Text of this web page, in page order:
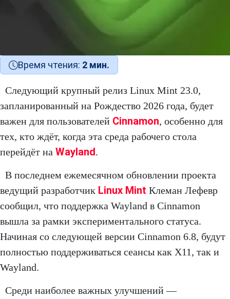
Время чтения: 2 мин.
Следующий крупный релиз Linux Mint 23.0,
запланированный на Рождество 2026 года, будет
важен для пользователей Cinnamon, особенно для
тех, кто ждёт, когда эта среда рабочего стола
перейдёт на Wayland.
В последнем ежемесячном обновлении проекта
ведущий разработчик Linux Mint Клеман Лефевр
сообщил, что поддержка Wayland в Cinnamon
вышла за рамки экспериментального статуса.
Начиная со следующей версии Cinnamon 6.8, будут
полностью поддерживаться сеансы как X11, так и
Wayland.
Среди наиболее важных улучшений —